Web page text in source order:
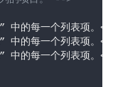
的每一个列表项。 </
的每一个列表项。 </
的每一个列表项。 </